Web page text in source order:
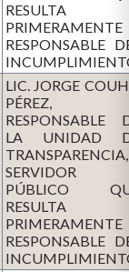
RESULTA
PRIMERAMENTE
RESPONSABLE
LIC. JORGE
PÉREZ,
RESPONSABLE
LA UNIDAD
TRANSPARENCIA,
SERVIDOR
PÚBLICO
RESULTA
PRIMERAMENTE
RESPONSABLE